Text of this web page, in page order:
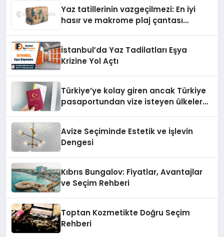
Yaz tatillerinin vazgeçilmezi: En iyi
hasır ve makrome plaj çantası
İstanbul’da Yaz Tadilatları Eşya
Krizine Yol Açtı
Türkiye’ye kolay giren ancak Türkiye
pasaportundan vize isteyen ülkeler
Avize Seçiminde Estetik ve İşlevin
Dengesi
Kıbrıs Bungalov: Fiyatlar, Avantajlar
ve Seçim Rehberi
Toptan Kozmetikte Doğru Seçim
Rehberi